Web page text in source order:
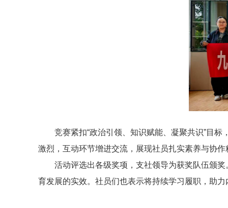
竞赛紧扣“政治引领、知识赋能、凝聚共识”目
激烈，互动环节增进交流，展现社员扎实素养与协作
活动评选出各级奖项，支社领导为获奖队伍颁
育发展的实效。社员们也表示将持续学习履职，助